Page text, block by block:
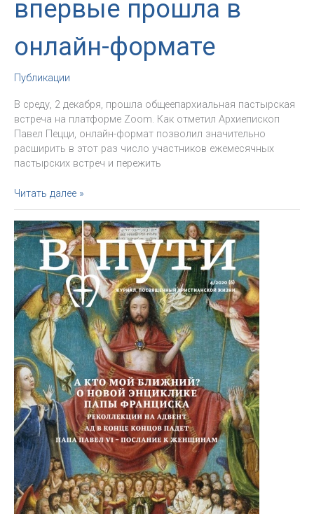
впервые прошла в
онлайн-формате
Публикации
В среду, 2 декабря, прошла общеепархиальная пастырская
встреча на платформе Zoom. Как отметил Архиепископ
Павел Пецци, онлайн-формат позволил значительно
расширить в этот раз число участников ежемесячных
пастырских встреч и пережить
Пастырская
встреча
впервые
прошла
в
онлайн-
формате
Читать далее »